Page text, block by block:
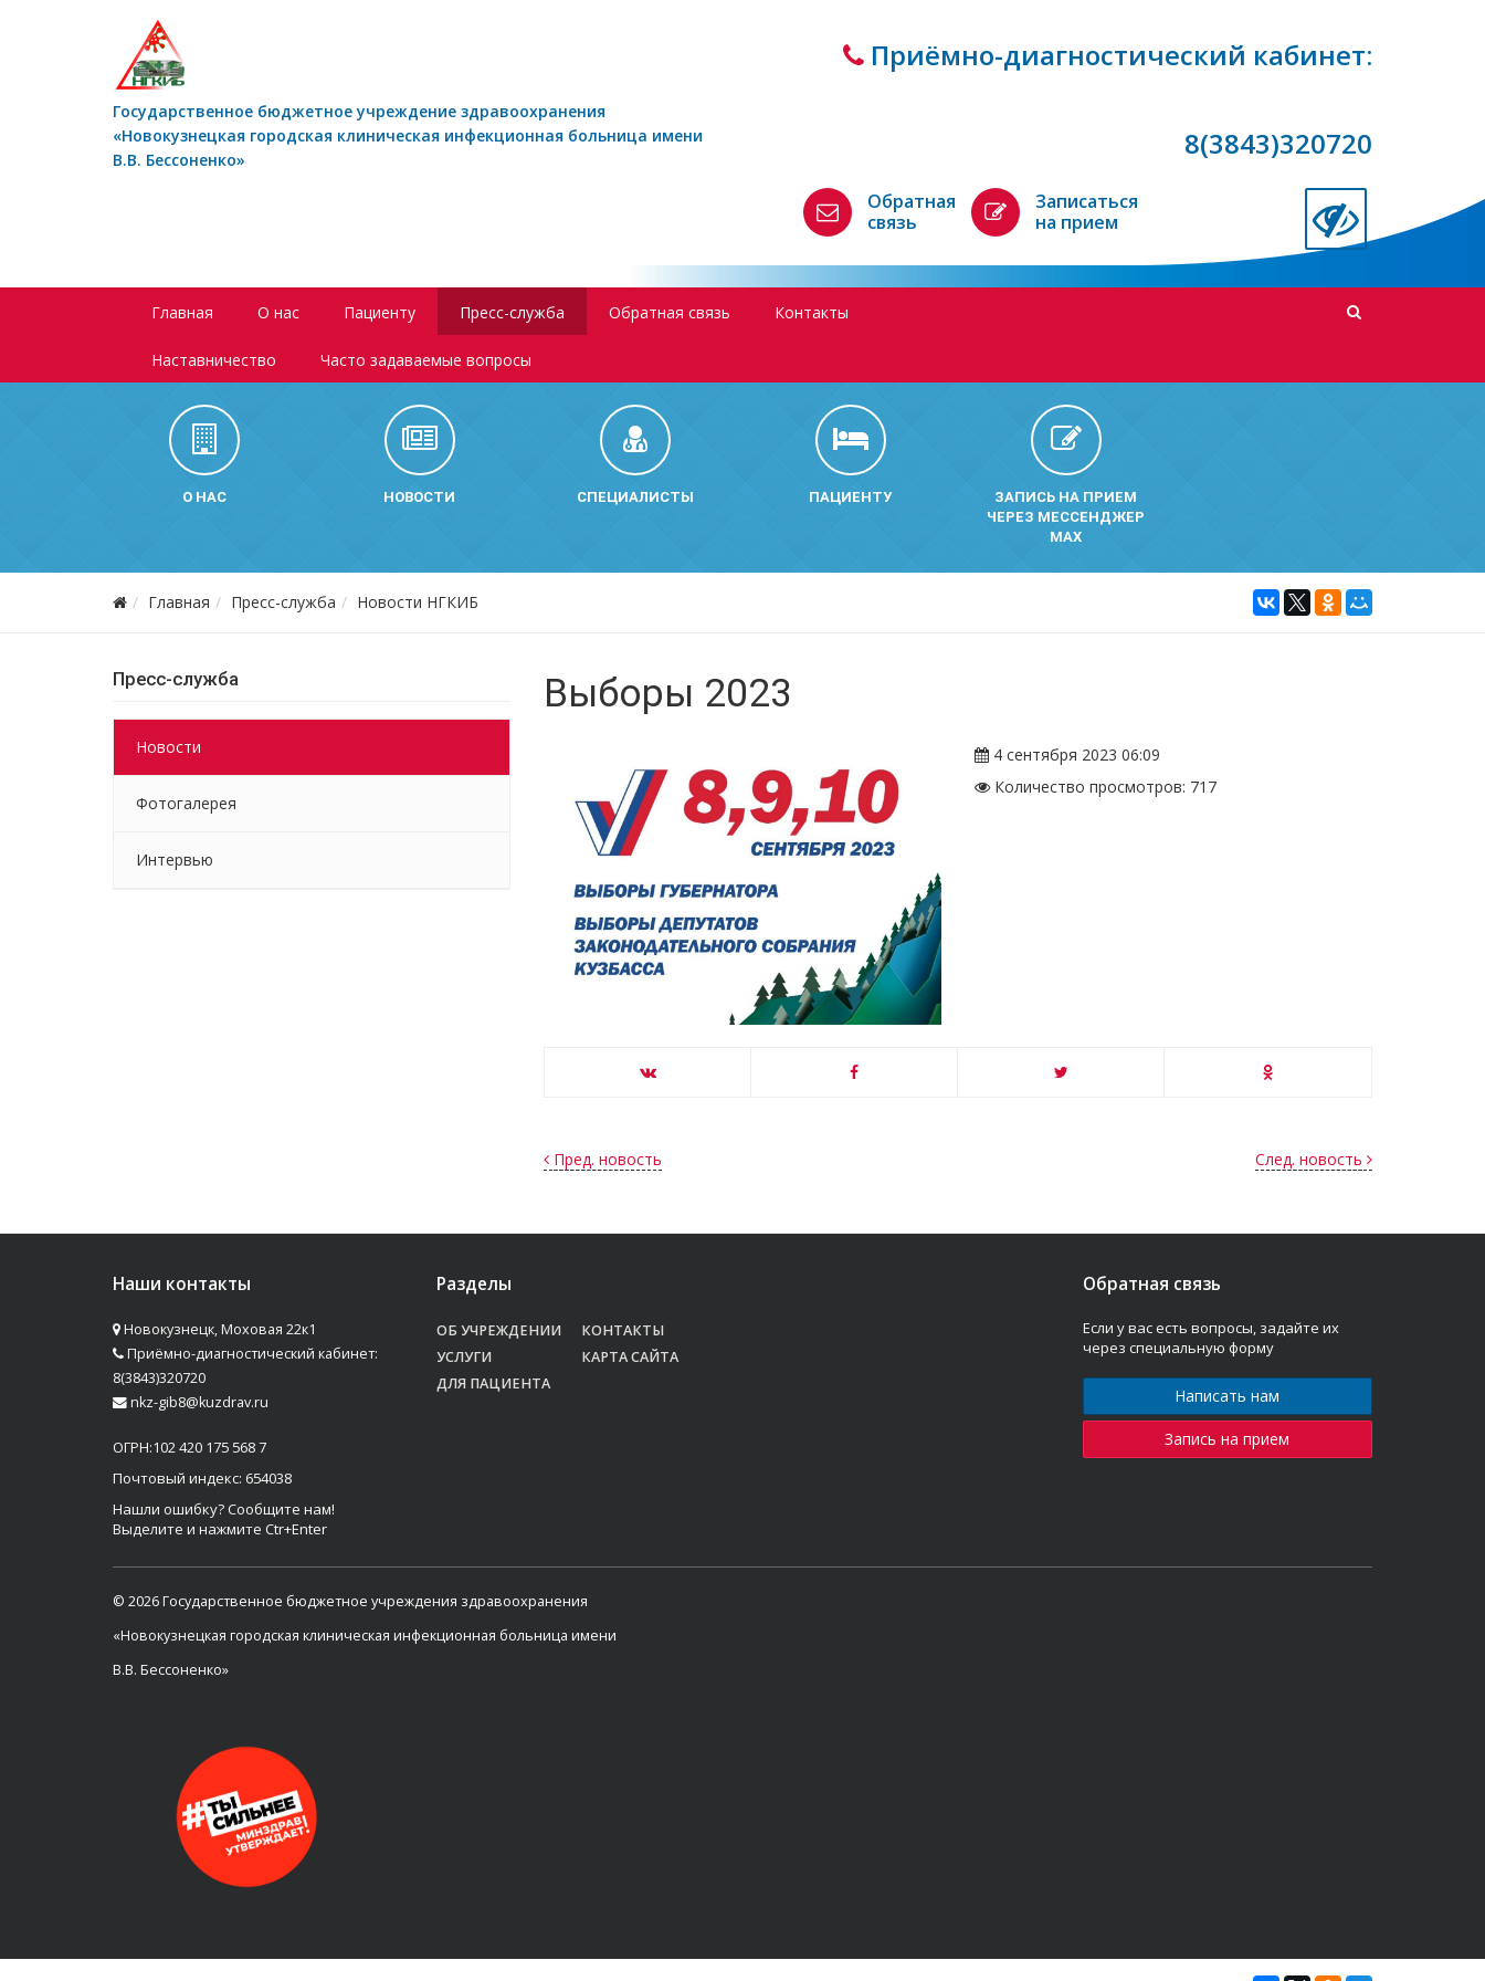
Государственное бюджетное учреждение здравоохранения
«Новокузнецкая городская клиническая инфекционная больница имени
В.В. Бессоненко»
Приёмно-диагностический кабинет:
8(3843)320720
Обратная
связь
Записаться
на прием
Главная О нас Пациенту Пресс-служба Обратная связь Контакты
Наставничество Часто задаваемые вопросы
О НАС НОВОСТИ СПЕЦИАЛИСТЫ ПАЦИЕНТУ
ЗАПИСЬ НА ПРИЕМ
ЧЕРЕЗ МЕССЕНДЖЕР
MAX
Главная Пресс-служба Новости НГКИБ
Пресс-служба
Новости
Фотогалерея
Интервью
Выборы 2023
4 сентября 2023 06:09
Количество просмотров: 717
След. новость
Пред. новость
Наши контакты
Новокузнецк, Моховая 22к1
Приёмно-диагностический кабинет:
8(3843)320720
nkz-gib8@kuzdrav.ru
ОГРН:102 420 175 568 7
Почтовый индекс: 654038
Нашли ошибку? Сообщите нам!
Выделите и нажмите Ctr+Enter
Разделы
ОБ УЧРЕЖДЕНИИ
УСЛУГИ
ДЛЯ ПАЦИЕНТА
КОНТАКТЫ
КАРТА САЙТА
Обратная связь
Если у вас есть вопросы, задайте их
через специальную форму
Написать нам
Запись на прием
© 2026 Государственное бюджетное учреждения здравоохранения
«Новокузнецкая городская клиническая инфекционная больница имени
В.В. Бессоненко»